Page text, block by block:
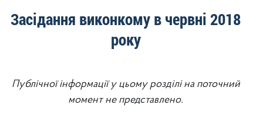
Засідання виконкому в червні 2018
року
Публічної інформації у цьому розділі на поточний
момент не представлено.